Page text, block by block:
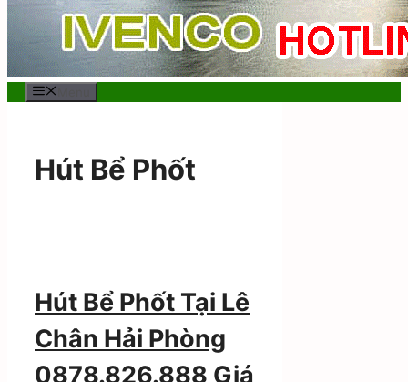
Hút Bể Phốt
Hút Bể Phốt Tại Lê
Chân Hải Phòng
0878.826.888 Giá